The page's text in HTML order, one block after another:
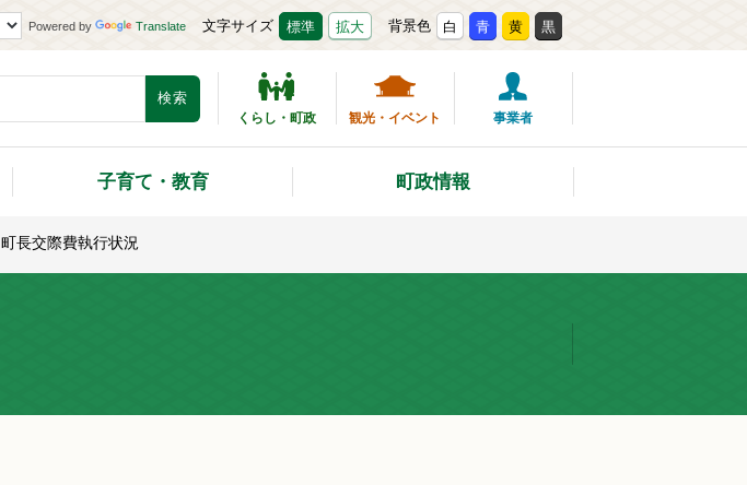
Powered by Translate 文字サイズ 標準 拡大 背景色 白 青 黄 黒
くらし・町政 観光・イベント 事業者
子育て・教育 町政情報
町長交際費執行状況